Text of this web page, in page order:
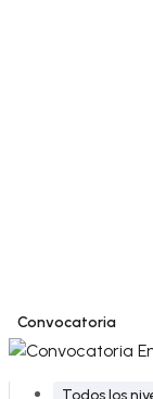
Convocatoria